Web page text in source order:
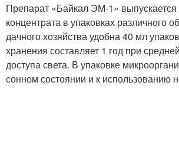
Препарат «Байкал ЭМ-1» выпускается
концентрата в упаковках различного
дачного хозяйства удобна 40 мл
хранения составляет 1 год при
доступа света. В упаковке
сонном состоянии и к использованию